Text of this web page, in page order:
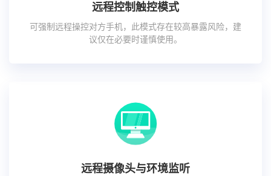
远程控制触控模式
可强制远程操控对方手机，此模式存在较高暴露风险，建
议仅在必要时谨慎使用。
远程摄像头与环境监听